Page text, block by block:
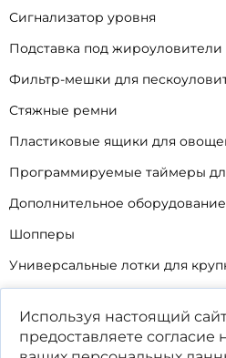
Сигнализатор уровня
Подставка под жироуловители
Фильтр-мешки для
Стяжные ремни
Пластиковые ящики для
Программируемые таймеры
Дополнительное
Шопперы
Универсальные лотки для
Уцененные товары
Используя настоящий
предоставляете согласие